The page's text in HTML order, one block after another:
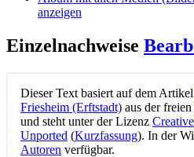
anzeigen
Einzelnachweise
Dieser Text basiert auf dem Artikel
Friesheim (Erftstadt) aus der
und steht unter der Lizenz
Unported (Kurzfassung). In der
Autoren verfügbar.